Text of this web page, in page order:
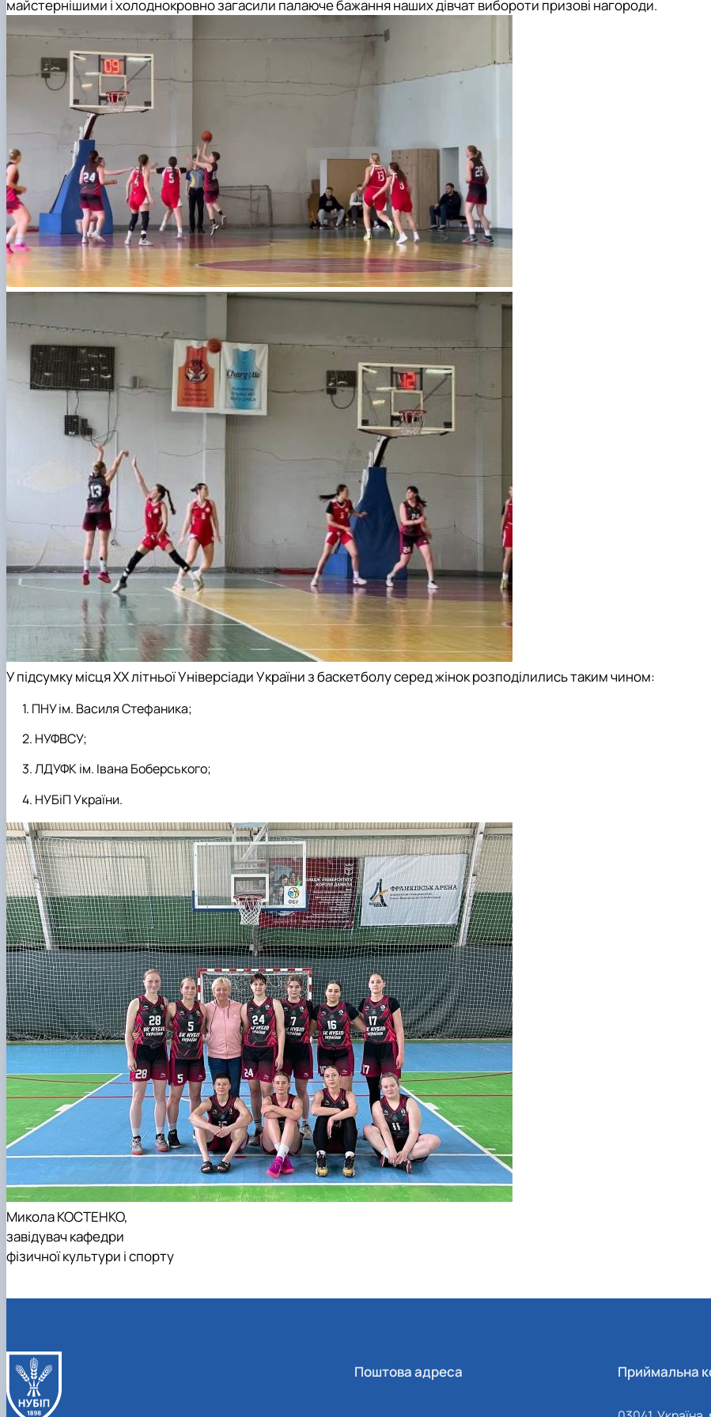
майстернішими і холоднокровно загасили палаюче бажання наших дівчат вибороти призові нагороди.
У підсумку місцяХХ літньої Універсіади України з баскетболу серед жінокрозподілились таким чином:
ПНУ ім. Василя Стефаника;
НУФВСУ;
ЛДУФК ім. Івана Боберського;
НУБіП України.
Микола КОСТЕНКО,
завідувач кафедри
фізичної культури і спорту
Поштова адреса Приймальна